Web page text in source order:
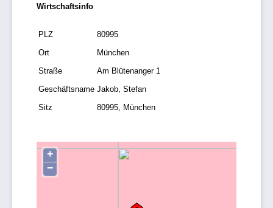
Wirtschaftsinfo
PLZ
80995
Ort
München
Straße
Am Blütenanger 1
Geschäftsname Jakob, Stefan
Sitz
80995, München
+
−